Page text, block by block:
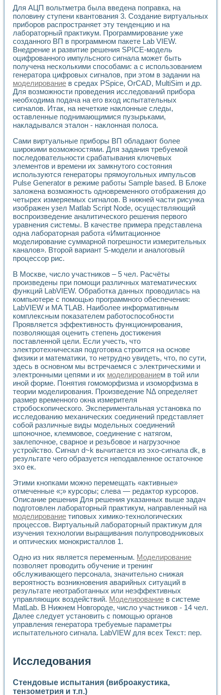
Использование систем технического зрения для контроля
Исследование электромагнитных переходных процессов
Применение LabVIEW при разработке обучающих
Разработка виртуальных тренажеров путем
Система блокировок, сигнализации и защиты ускорителя
Система сбора данных и управления процессом
Управление температурой газовой среды специальной
Разработка программного обеспечения с
Использование технологий NATIONAL INSTRUMENTS
Оборудование для промышленной термотрансферной
Автоматизация реометрических исследований на базе
Применение измерителя иммитанса для исследова¬ния
Исследование электромагнитных переходных процессов
Стенд для исследования электрических переходных
Автоматизация контроля сварных швов на базе
Измерительный контроль с применением
Моделирование надежности и эффективности систем
Лабораторные практикумы и учебные стенды
Автоматизация лабораторного стенда по измерению
Автоматизированные лабораторные комплексы для
Виртуальный прибор для исследования нелинейных
Использование виртуальных приборов в процесе
Использование программ ELECTRONICS WORKBENCH-
Лабораторный практикум по дисциплине «Цифровые
Лабораторный практикум по ИНС на основе LabVIEW
Лабораторный практикум по основам теории коммутации
Опыт использования NI LabVIEW для создания
Применение LabVIEW для исследования течения в
Обратный маятник
Устройство для изучения основ интерфейсов обмена по
Лабораторный практикум: изучение адиабатического
Стенд для исследования электрических переходных
Система статистической обработки результатов
Автоматизация лазерно-плазменных измерений с
Модельно-измерительный комплекс. Назначение. Состав.
Использование технологий NATIONAL INSTRUMENTS
Учебный практикум "Спектральный и корреляционный
Учебный стенд для исследования принципа действия
Оборудование и программное обеспечение учебных
Виртуальный лабораторный практикум для изучения
Управление роботом ТУР-10 средствами LabVIEW
Аппаратно-программный комплекс для исследования
Автоматизированный дистанционный лабораторный
Исследование возможности реставрации одномерных
Использование технологий NATIONAL INSTRUMENTS в
Разработка модификаций алгоритма полигармонической
Учебный стенд для исследования принципа действия
Виртуальная система поддержки принимаемых решений в
Преемственность дисциплин «Моделирование систем» и
Лабораторные практикумы по информационно-
Виртуальный измеритель частотных характеристик на
Лабораторный практикум по основам теории Коммутации
Разработка виртуальной лабораторной работы
Виртуальные практикумы по электротехнике в среде
Из опыта внедрения в рамках национального проекта
Исследование эффективности решателей
Проблемы повышения качества образования и
Развитие LabVIEW лабораторного практикума по
Разработка виртуальной лаборатории по электротехнике
Усовершенствованные алгоритмы частотного анализа
Об опыте работы учебного центра «Технологии
Технологии NI в магистерской программе «Прикладная
Система диагностики двигателей постоянного тока
Автоматизированный стенд формирования
Лабораторный практикум по курсу ИИС на базе
Учебные заведения
Контакты
Для АЦП вольтметра была введена поправка, на
половину ступени квантования 3. Создание виртуальных
приборов распространяет эту тенденцию и на
лабораторный практикум. Программирование уже
созданного ВП в программном пакете Lab VIEW.
Внедрение и развитие решения SPICE-модель
оцифрованного импульсного сигнала может быть
получена несколькими способами: а с использованием
генератора цифровых сигналов, при этом в задании на
моделирование в средах PSpice, OrCAD, MultiSim и др.
Для возможности проведения исследований прибора
необходима подача на его вход испытательных
сигналов. Итак, на нечеткие наклонные следы,
оставленные поднимающимися пузырьками,
накладывался эталон - наклонная полоса.
Сами виртуальные приборы ВП обладают более
широкими возможностями. Для задания требуемой
последовательности срабатывания ключевых
элементов и времени их замкнутого состояния
используются генераторы прямоугольных импульсов
Pulse Generator в режиме работы Sample based. В Блоке
заложена возможность одновременного отображения до
четырех измеряемых сигналов. В нижней части рисунка
изображен узел Matlab Script Node, осуществляющий
воспроизведение аналитического решения первого
уравнения системы. В качестве примера представлена
одна лабораторная работа «Имитационное
моделирование суммарной погрешности измерительных
каналов». Второй вариант S-модели и аналоговый
процессор рис.
В Москве, число участников – 5 чел. Расчёты
произведены при помощи различных математических
функций LabVIEW. Обработка данных проводилась на
компьютере с помощью программного обеспечения:
LabVIEW и MA TLAB. Наиболее информативным
комплексным показателем работоспособности
Проявляется эффективность функционирования,
позволяющая оценить степень достижения
поставленной цели. Если учесть, что
электротехническая подготовка строится на основе
физики и математики, то нетрудно увидеть, что, по сути,
здесь в основном мы встречаемся с электрическими и
электронными цепями и их моделированием в той или
иной форме. Понятия гомоморфизма и изоморфизма в
теории моделирования. Произведение N∆ определяет
размер временного окна измерителя
стробоскопического. Экспериментальная установка по
исследованию механических соединений представляет
собой различные виды модельных соединений
шпоночное, клеммовое, соединение с натягом,
заклепочное, сварное и резьбовое и нагрузочное
устройство. Сигнал d~k вычитается из эхо-сигнала dk, в
результате чего образуется неподавленное остаточное
эхо ек.
Этими кнопками можно перемещать «активные»
отмеченные «;» курсоры; слева — редактор курсоров.
Описание решения Для решения указанных выше задач
подготовлен лабораторный практикум, направленный на
моделирование типовых химико-технологических
процессов. Виртуальный лабораторный практикум для
изучения технологии выращивания полупроводниковых
и оптических монокристаллов 1.
Одно из них является переменным. Моделирование
позволяет проводить обучение и тренинг
обслуживающего персонала, значительно снижая
вероятность возникновения аварийных ситуаций в
результате неотработанных или неэффективных
управляющих воздействий. Моделирование в системе
MatLab. В Нижнем Новгороде, число участников - 14 чел.
Далее следует установить с помощью органов
управления генератора требуемые параметры
испытательного сигнала. LabVIEW для всех Текст: пер.
Исследования
Стендовые испытания (виброакустика,
тензометрия и т.п.)